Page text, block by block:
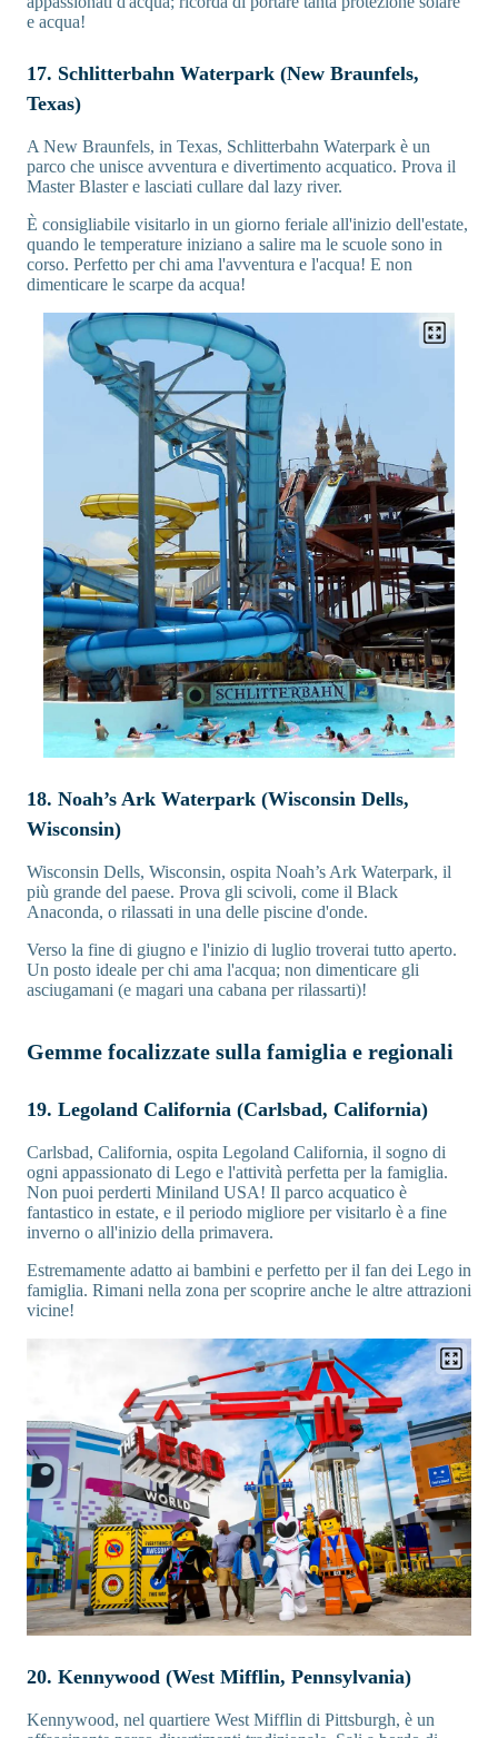
e acqua!
17. Schlitterbahn Waterpark (New Braunfels,
Texas)
A New Braunfels, in Texas, Schlitterbahn Waterpark è un
parco che unisce avventura e divertimento acquatico. Prova il
Master Blaster e lasciati cullare dal lazy river.
È consigliabile visitarlo in un giorno feriale all'inizio dell'estate,
quando le temperature iniziano a salire ma le scuole sono in
corso. Perfetto per chi ama l'avventura e l'acqua! E non
dimenticare le scarpe da acqua!
18. Noah’s Ark Waterpark (Wisconsin Dells,
Wisconsin)
Wisconsin Dells, Wisconsin, ospita Noah’s Ark Waterpark, il
più grande del paese. Prova gli scivoli, come il Black
Anaconda, o rilassati in una delle piscine d'onde.
Verso la fine di giugno e l'inizio di luglio troverai tutto aperto.
Un posto ideale per chi ama l'acqua; non dimenticare gli
asciugamani (e magari una cabana per rilassarti)!
Gemme focalizzate sulla famiglia e regionali
19. Legoland California (Carlsbad, California)
Carlsbad, California, ospita Legoland California, il sogno di
ogni appassionato di Lego e l'attività perfetta per la famiglia.
Non puoi perderti Miniland USA! Il parco acquatico è
fantastico in estate, e il periodo migliore per visitarlo è a fine
inverno o all'inizio della primavera.
Estremamente adatto ai bambini e perfetto per il fan dei Lego in
famiglia. Rimani nella zona per scoprire anche le altre attrazioni
vicine!
20. Kennywood (West Mifflin, Pennsylvania)
Kennywood, nel quartiere West Mifflin di Pittsburgh, è un